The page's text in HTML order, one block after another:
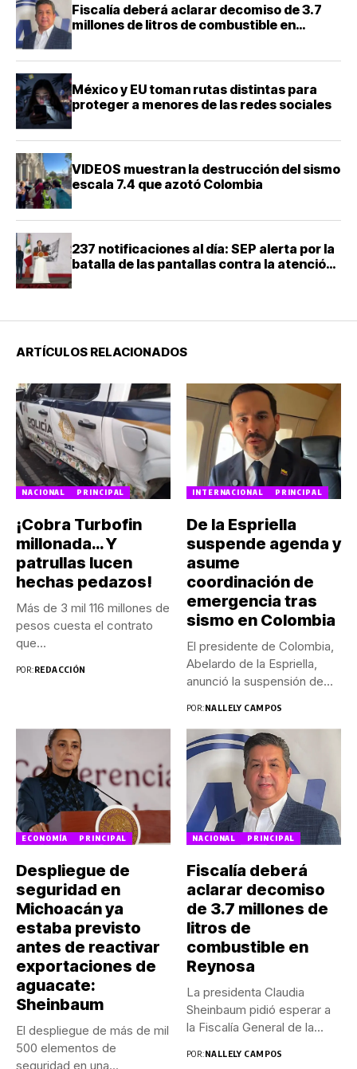
Fiscalía deberá aclarar decomiso de 3.7
millones de litros de combustible en
México y EU toman rutas distintas para
proteger a menores de las redes sociales
VIDEOS muestran la destrucción del sismo
escala 7.4 que azotó Colombia
237 notificaciones al día: SEP alerta por la
batalla de las pantallas contra la atención
ARTÍCULOS RELACIONADOS
NACIONAL PRINCIPAL
¡Cobra Turbofin
millonada… Y
patrullas lucen
hechas pedazos!
Más de 3 mil 116 millones de
pesos cuesta el contrato
que...
POR:REDACCIÓN
INTERNACIONAL PRINCIPAL
De la Espriella
suspende agenda y
asume
coordinación de
emergencia tras
sismo en Colombia
El presidente de Colombia,
Abelardo de la Espriella,
anunció la suspensión de...
POR:NALLELY CAMPOS
ECONOMÍA PRINCIPAL
Despliegue de
seguridad en
Michoacán ya
estaba previsto
antes de reactivar
exportaciones de
aguacate:
Sheinbaum
El despliegue de más de mil
500 elementos de
seguridad en una...
NACIONAL PRINCIPAL
Fiscalía deberá
aclarar decomiso
de 3.7 millones de
litros de
combustible en
Reynosa
La presidenta Claudia
Sheinbaum pidió esperar a
la Fiscalía General de la...
POR:NALLELY CAMPOS